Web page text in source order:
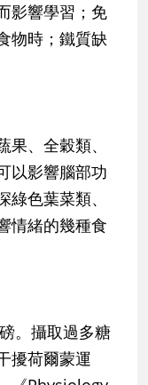
影響學習；免
物時；鐵質缺
、全穀類、
以影響腦部功
色葉菜類、
情緒的幾種食
。攝取過多糖
擾荷爾蒙運